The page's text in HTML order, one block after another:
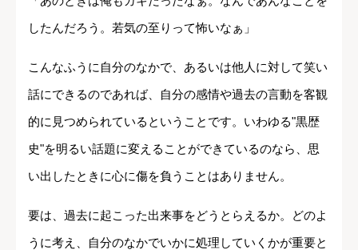
したんだろう。若気の至りって怖いなぁ」
こんなふうに自分のなかで、あるいは他人に対して笑い
話にできるのであれば、自分の感情や過去の言動を客観
的に見つめられているということです。いわゆる"黒歴
史"を明るい話題に変えることができているのなら、思
い出したときに心に傷を負うことはありません。
要は、過去に起こった出来事をどうとらえるか。どのよ
うに考え、自分のなかでいかに処理していくかが重要と